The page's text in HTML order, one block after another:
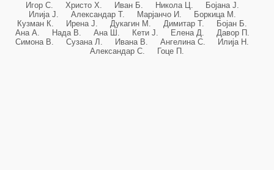
Игор С. Христо Х. Иван Б. Никола Ц. Бојана Ј.
Илија Ј. Александар Т. Марјанчо И. Боркица М.
Кузман К. Ирена Ј. Дукагин М. Димитар Т. Бојан Б.
Ана А. Нада В. Ана Ш. Кети Ј. Елена Д. Давор П.
Симона В. Сузана Л. Ивана В. Ангелина С. Илија Н.
Александар С. Гоце П.